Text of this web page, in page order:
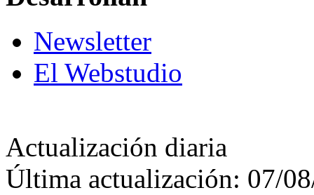
Newsletter
El Webstudio
Actualización diaria
Última actualización: 07/